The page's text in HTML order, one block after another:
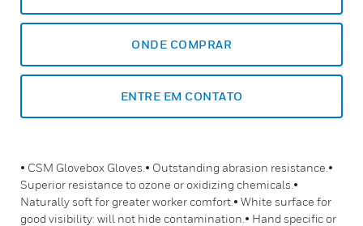
ONDE COMPRAR
ENTRE EM CONTATO
• CSM Glovebox Gloves.• Outstanding abrasion resistance.•
Superior resistance to ozone or oxidizing chemicals.•
Naturally soft for greater worker comfort.• White surface for
good visibility: will not hide contamination.• Hand specific or